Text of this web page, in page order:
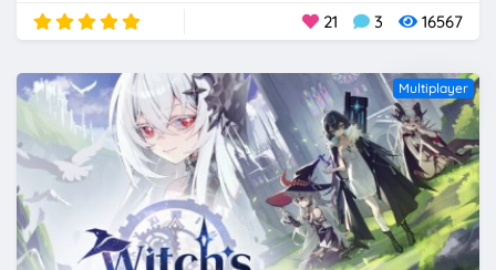
21 3 16567
Multiplayer